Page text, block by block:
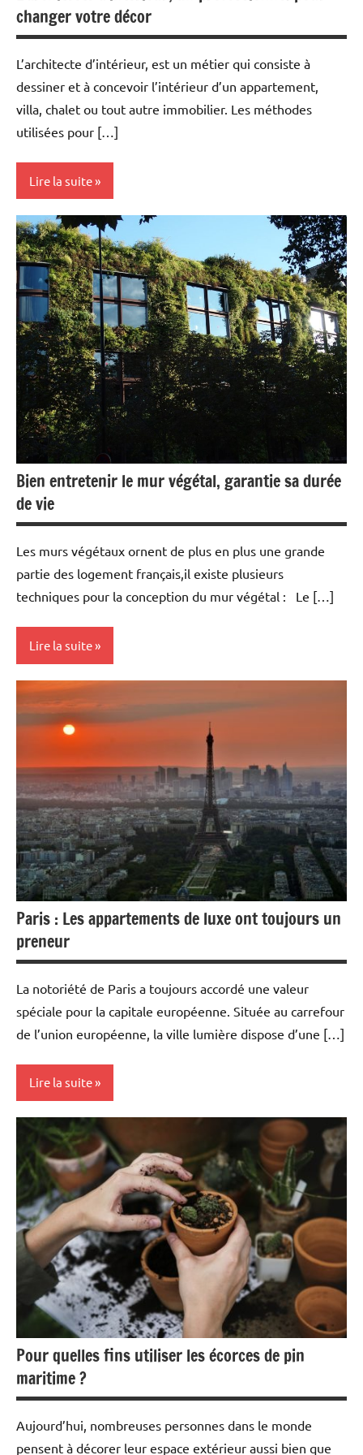
changer votre décor
L’architecte d’intérieur, est un métier qui consiste à
dessiner et à concevoir l’intérieur d’un appartement,
villa, chalet ou tout autre immobilier. Les méthodes
utilisées pour […]
Lire la suite
Maison
&
Famille
Bien entretenir le mur végétal, garantie sa durée
de vie
Les murs végétaux ornent de plus en plus une grande
partie des logement français,il existe plusieurs
techniques pour la conception du mur végétal : Le […]
Lire la suite
Maison
&
Famille
Paris : Les appartements de luxe ont toujours un
preneur
La notoriété de Paris a toujours accordé une valeur
spéciale pour la capitale européenne. Située au carrefour
de l’union européenne, la ville lumière dispose d’une […]
Lire la suite
Maison
&
Famille
Pour quelles fins utiliser les écorces de pin
maritime ?
Aujourd’hui, nombreuses personnes dans le monde
pensent à décorer leur espace extérieur aussi bien que